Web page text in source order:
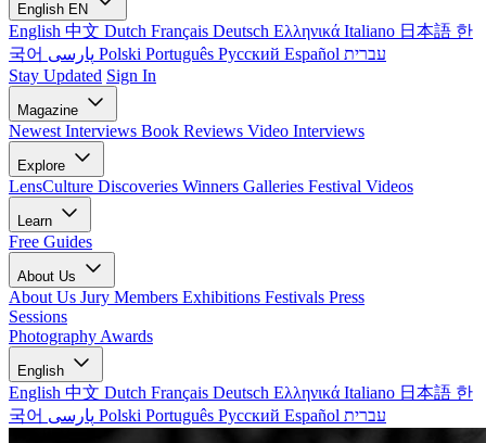
English EN
English 中文 Dutch Français Deutsch Ελληνικά Italiano 日本語 한
국어
Polski Português Русский Español עברית
Stay Updated Sign In
Magazine
Newest Interviews Book Reviews Video Interviews
Explore
LensCulture Discoveries Winners Galleries Festival Videos
Learn
Free Guides
About Us
About Us Jury Members Exhibitions Festivals Press
Sessions
Photography Awards
English
English 中文 Dutch Français Deutsch Ελληνικά Italiano 日本語 한
국어
Polski Português Русский Español עברית